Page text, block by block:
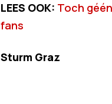
LEES OOK: Toch
fans
Sturm Graz